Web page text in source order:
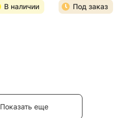
В наличии Под заказ
Показать еще